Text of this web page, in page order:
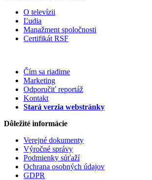
O televízii
Ľudia
Manažment spoločnosti
Certifikát RSF
Čím sa riadime
Marketing
Odporučiť reportáž
Kontakt
Stará verzia webstránky
Dôležité informácie
Verejné dokumenty
Výročné správy
Podmienky súťaží
Ochrana osobných údajov
GDPR